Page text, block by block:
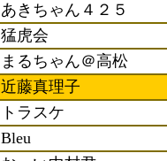
あきちゃん４２５
猛虎会
まるちゃん＠高松
近藤真理子
トラスケ
Bleu